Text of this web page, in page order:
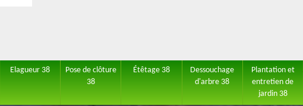
Elagueur 38
Pose de clôture
38
Étêtage 38
Dessouchage
d'arbre 38
Plantation et
entretien de
jardin 38